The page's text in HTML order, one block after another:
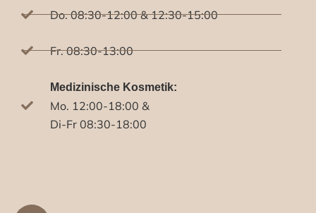
Do. 08:30-12:00 & 12:30-15:00
Fr. 08:30-13:00
Medizinische Kosmetik:
Mo. 12:00-18:00 &
Di-Fr 08:30-18:00